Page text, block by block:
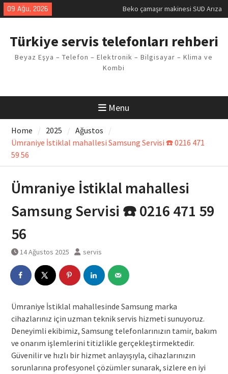
Skip
to
09 Ağu, 2026
Demirdöküm buzdolabı E1 Arıza
Demirdöküm çamaşır makinesi E5
Arızası Çözümü
E02 Arıza Kodu Regal kombi
Sorunu
Türkiye servis telefonları rehberi
Beyaz Eşya – Telefon – Elektronik – Bilgisayar – Klima ve
Kombi
Menu
Home 2025
Ağustos
Ümraniye İstiklal mahallesi Samsung Servisi ☎️ 0216 471
59 56
Ümraniye İstiklal mahallesi
Samsung Servisi ☎️ 0216 471 59
56
14 Ağustos 2025 servis
Ümraniye İstiklal mahallesinde Samsung marka
cihazlarınız için uzman teknik servis hizmeti sunuyoruz.
Deneyimli ekibimiz, Samsung telefonlarınızın tamir, bakım
ve onarım işlemlerini titizlikle gerçekleştirmektedir.
Güvenilir ve hızlı bir hizmet anlayışıyla, cihazlarınızın
sorunlarına profesyonel çözümler sunarak, sizlere en iyi